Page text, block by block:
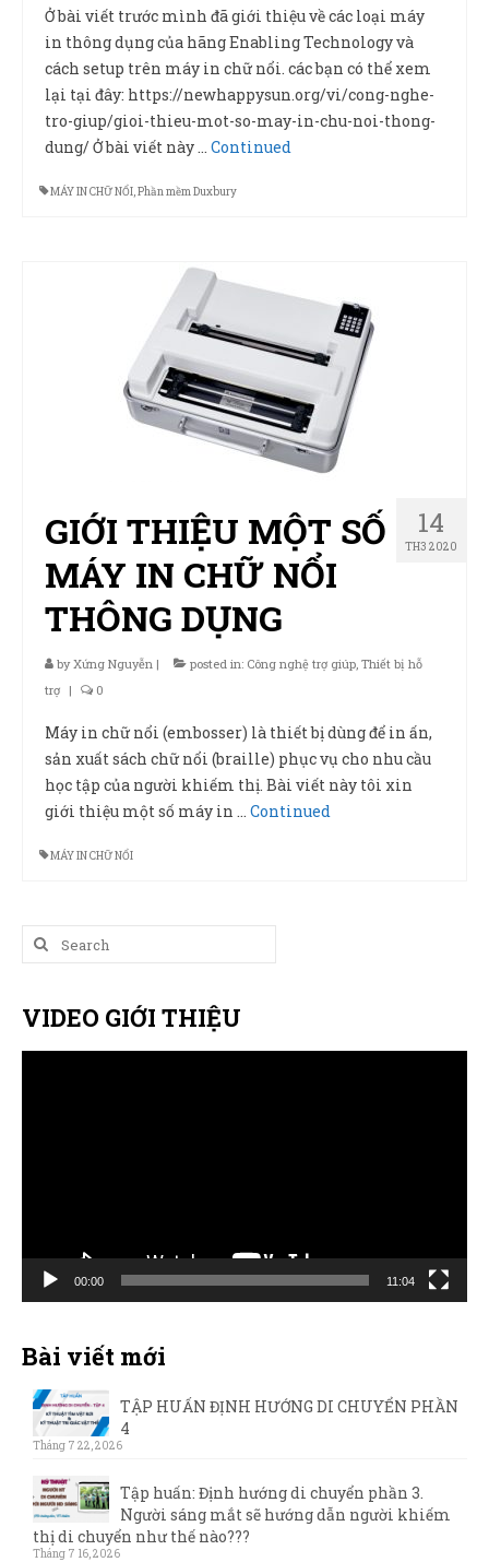
Ở bài viết trước mình đã giới thiệu về các loại máy
in thông dụng của hãng Enabling Technology và
cách setup trên máy in chữ nổi. các bạn có thể xem
lại tại đây: https://newhappysun.org/vi/cong-nghe-
tro-giup/gioi-thieu-mot-so-may-in-chu-noi-thong-
dung/ Ở bài viết này … Continued
MÁY IN CHỮ NỔI,Phần mềm Duxbury
14
TH3 2020
GIỚI THIỆU MỘT SỐ
MÁY IN CHỮ NỔI
THÔNG DỤNG
byXứng Nguyễn | posted in: Công nghệ trợ giúp, Thiết bị hỗ
trợ | 0
Máy in chữ nổi (embosser) là thiết bị dùng để in ấn,
sản xuất sách chữ nổi (braille) phục vụ cho nhu cầu
học tập của người khiếm thị. Bài viết này tôi xin
giới thiệu một số máy in … Continued
MÁY IN CHỮ NỔI
Search
for:
VIDEO GIỚI THIỆU
00:00 11:04
Bài viết mới
TẬP HUẤN ĐỊNH HƯỚNG DI CHUYỂN PHẦN
4
Tháng 7 22, 2026
Tập huấn: Định hướng di chuyển phần 3.
Người sáng mắt sẽ hướng dẫn người khiếm
thị di chuyển như thế nào???
Tháng 7 16, 2026